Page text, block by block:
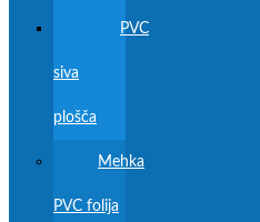
PVC
siva
plošča
Mehka
PVC folija